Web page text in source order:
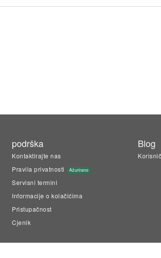
podrška
Kontaktirajte nas
Pravila privatnosti
Ažurirano
Servisni termini
Informacije o kolačićima
Pristupačnost
Cjenik
Blog